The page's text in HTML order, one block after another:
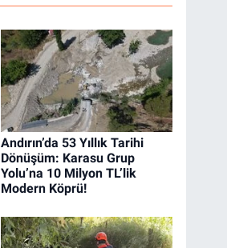
Andırın’da 53 Yıllık Tarihi
Dönüşüm: Karasu Grup
Yolu’na 10 Milyon TL’lik
Modern Köprü!